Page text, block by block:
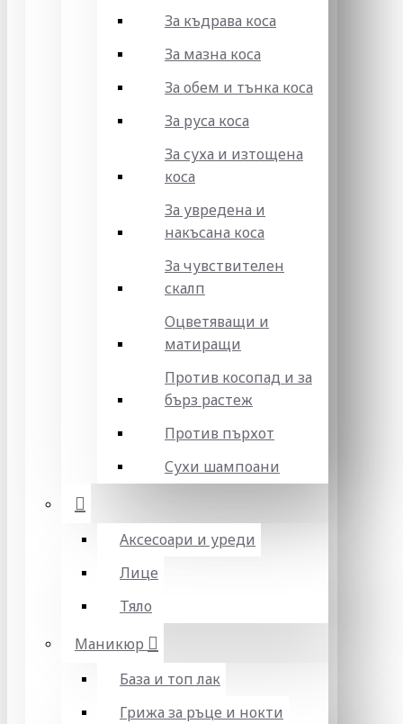
За къдрава коса
За мазна коса
За обем и тънка коса
За руса коса
За суха и изтощена
коса
За увредена и
накъсана коса
За чувствителен
скалп
Оцветяващи и
матиращи
Против косопад и за
бърз растеж
Против пърхот
Сухи шампоани
Аксесоари и уреди
Лице
Тяло
Маникюр
База и топ лак
Грижа за ръце и нокти